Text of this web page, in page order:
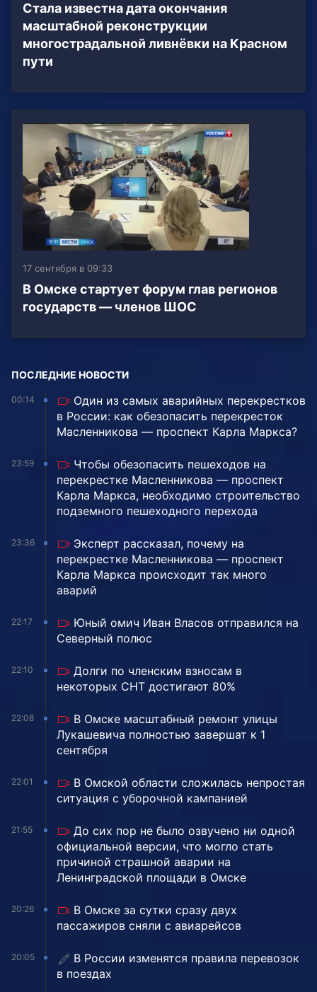
Стала известна дата окончания
масштабной реконструкции
многострадальной ливнёвки на Красном
пути
17 сентября в 09:33
В Омске стартует форум глав регионов
государств — членов ШОС
ПОСЛЕДНИЕ НОВОСТИ
00:14
Один из самых аварийных перекрестков
в России: как обезопасить перекресток
Масленникова — проспект Карла Маркса?
23:59
Чтобы обезопасить пешеходов на
перекрестке Масленникова — проспект
Карла Маркса, необходимо строительство
подземного пешеходного перехода
23:36
Эксперт рассказал, почему на
перекрестке Масленникова — проспект
Карла Маркса происходит так много
аварий
22:17
Юный омич Иван Власов отправился на
Северный полюс
22:10
Долги по членским взносам в
некоторых СНТ достигают 80%
22:08
В Омске масштабный ремонт улицы
Лукашевича полностью завершат к 1
сентября
22:01
В Омской области сложилась непростая
ситуация с уборочной кампанией
21:55
До сих пор не было озвучено ни одной
официальной версии, что могло стать
причиной страшной аварии на
Ленинградской площади в Омске
20:26
В Омске за сутки сразу двух
пассажиров сняли с авиарейсов
20:05
В России изменятся правила перевозок
в поездах